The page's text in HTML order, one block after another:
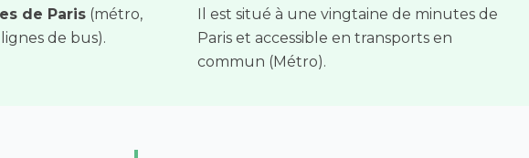
de Paris (métro,
de bus).
Il est situé à une vingtaine de minutes de
Paris et accessible en transports en
commun (Métro).